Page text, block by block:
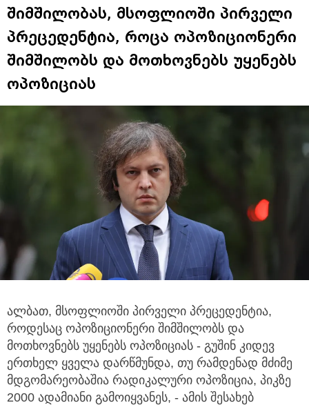
შიმშილობას, მსოფლიოში პირველი
პრეცედენტია, როცა ოპოზიციონერი
შიმშილობს და მოთხოვნებს უყენებს
ოპოზიციას
ალბათ, მსოფლიოში პირველი პრეცედენტია,
როდესაც ოპოზიციონერი შიმშილობს და
მოთხოვნებს უყენებს ოპოზიციას - გუშინ კიდევ
ერთხელ ყველა დარწმუნდა, თუ რამდენად მძიმე
მდგომარეობაშია რადიკალური ოპოზიცია, პიკზე
2000 ადამიანი გამოიყვანეს, - ამის შესახებ